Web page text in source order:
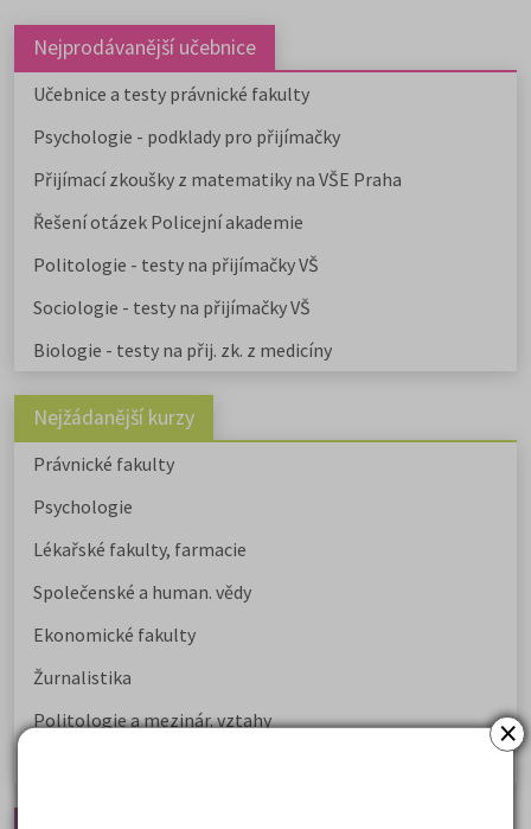
×
Nejprodávanější učebnice
Učebnice a testy právnické fakulty
Psychologie - podklady pro přijímačky
Přijímací zkoušky z matematiky na VŠE Praha
Řešení otázek Policejní akademie
Politologie - testy na přijímačky VŠ
Sociologie - testy na přijímačky VŠ
Biologie - testy na přij. zk. z medicíny
Nejžádanější kurzy
Právnické fakulty
Psychologie
Lékařské fakulty, farmacie
Společenské a human. vědy
Ekonomické fakulty
Žurnalistika
Politologie a mezinár. vztahy